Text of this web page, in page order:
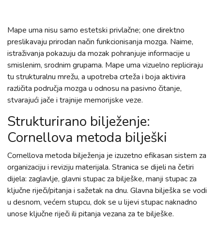
Mape uma nisu samo estetski privlačne; one direktno
preslikavaju prirodan način funkcionisanja mozga. Naime,
istraživanja pokazuju da mozak pohranjuje informacije u
smislenim, srodnim grupama. Mape uma vizuelno repliciraju
tu strukturalnu mrežu, a upotreba crteža i boja aktivira
različita područja mozga u odnosu na pasivno čitanje,
stvarajući jače i trajnije memorijske veze.
Strukturirano bilježenje:
Cornellova metoda bilješki
Cornellova metoda bilježenja je izuzetno efikasan sistem za
organizaciju i reviziju materijala. Stranica se dijeli na četiri
dijela: zaglavlje, glavni stupac za bilješke, manji stupac za
ključne riječi/pitanja i sažetak na dnu. Glavna bilješka se vodi
u desnom, većem stupcu, dok se u lijevi stupac naknadno
unose ključne riječi ili pitanja vezana za te bilješke.